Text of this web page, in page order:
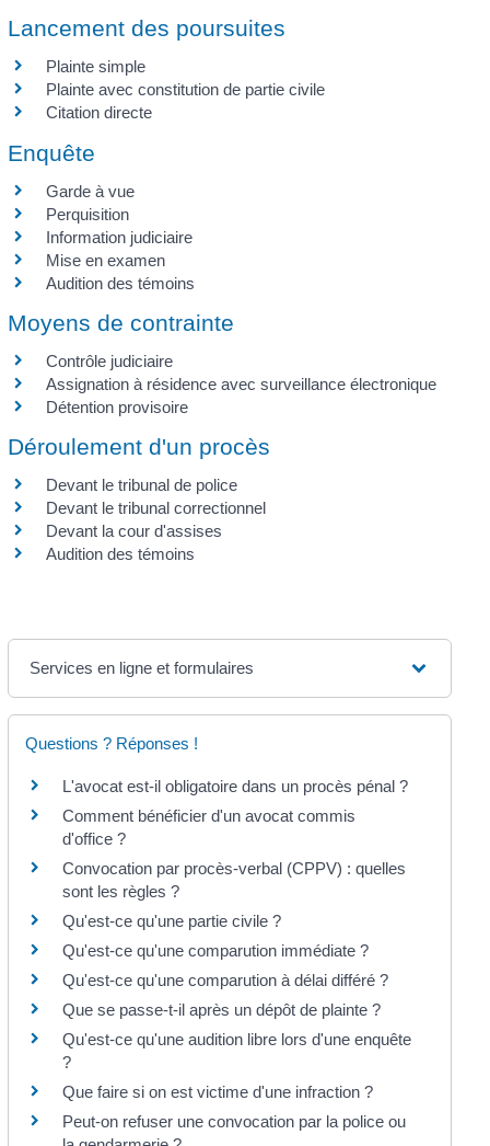
Lancement des poursuites
Plainte simple
Plainte avec constitution de partie civile
Citation directe
Enquête
Garde à vue
Perquisition
Information judiciaire
Mise en examen
Audition des témoins
Moyens de contrainte
Contrôle judiciaire
Assignation à résidence avec surveillance électronique
Détention provisoire
Déroulement d'un procès
Devant le tribunal de police
Devant le tribunal correctionnel
Devant la cour d'assises
Audition des témoins
Services en ligne et formulaires
Questions ? Réponses !
L'avocat est-il obligatoire dans un procès pénal ?
Comment bénéficier d'un avocat commis
d'office ?
Convocation par procès-verbal (CPPV) : quelles
sont les règles ?
Qu'est-ce qu'une partie civile ?
Qu'est-ce qu'une comparution immédiate ?
Qu'est-ce qu'une comparution à délai différé ?
Que se passe-t-il après un dépôt de plainte ?
Qu'est-ce qu'une audition libre lors d'une enquête
?
Que faire si on est victime d'une infraction ?
Peut-on refuser une convocation par la police ou